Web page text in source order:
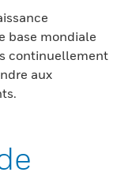
base mondiale
continuellement
aux